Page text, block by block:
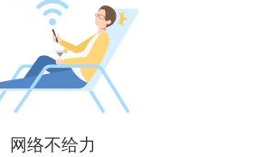
网络不给力